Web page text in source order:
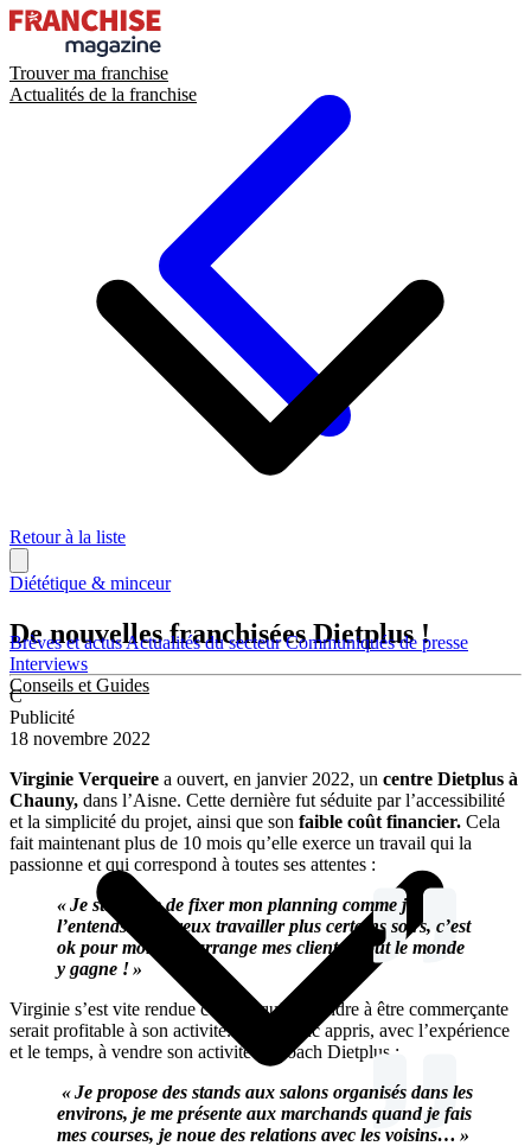
Trouver ma franchise
Actualités de la franchise
Brèves et actusActualités du secteurCommuniqués de presse
Interviews
Conseils et Guides
Retour à la liste
Diététique & minceur
De nouvelles franchisées Dietplus !
C
Publicité
18 novembre 2022
Virginie Verqueire a ouvert, en janvier 2022, un centre Dietplus à
Chauny, dans l’Aisne. Cette dernière fut séduite par l’accessibilité
et la simplicité du projet, ainsi que son faible coût financier. Cela
fait maintenant plus de 10 mois qu’elle exerce un travail qui la
passionne et qui correspond à toutes ses attentes :
« Je suis libre de fixer mon planning comme je
l’entends. Si je veux travailler plus certains soirs, c’est
ok pour moi et ça arrange mes clients. Tout le monde
y gagne ! »
Virginie s’est vite rendue compte qu’apprendre à être commerçante
serait profitable à son activité. Elle a donc appris, avec l’expérience
et le temps, à vendre son activité de coach Dietplus :
« Je propose des stands aux salons organisés dans les
environs, je me présente aux marchands quand je fais
mes courses, je noue des relations avec les voisins… »